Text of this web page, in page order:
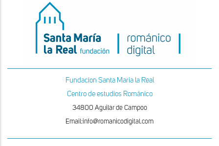
Fundacion Santa Maria la Real
Centro de estudios Románico
34800 Aguilar de Campoo
Email:info@romanicodigital.com